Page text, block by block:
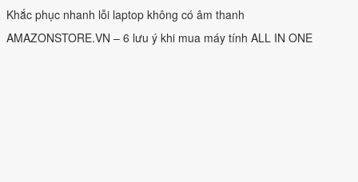
Khắc phục nhanh lỗi laptop không có âm thanh
AMAZONSTORE.VN – 6 lưu ý khi mua máy tính ALL IN ONE